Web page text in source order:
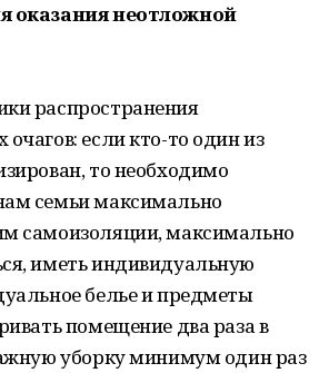
оказания неотложной
распространения
если кто-то один из
то необходимо
семьи максимально
самоизоляции, максимально
иметь индивидуальную
белье и предметы
помещение два раза в
уборку минимум один раз